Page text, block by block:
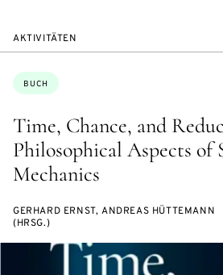
AKTIVITÄTEN
Time, Chance, and
Philosophical Aspects of
Mechanics
Themen:
BUCH
GERHARD ERNST, ANDREAS HÜTTEMANN
(HRSG.)